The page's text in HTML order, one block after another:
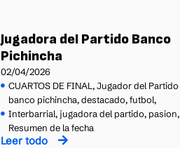
Jugadora del Partido Banco
Pichincha
02/04/2026
CUARTOS DE FINAL ,Jugador del Partido
banco pichincha,destacado,futbol,
Interbarrial, jugadora del partido, pasion,
Resumen de la fecha
Leer todo